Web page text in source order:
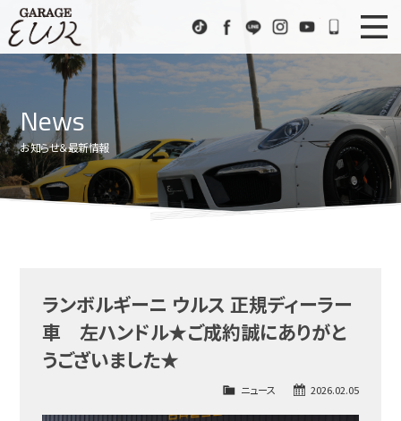
TikTokFacebook
LINE InstagramYoutube072-
ニュース
Stock List
在庫車情報
EUR Sports
EURスポーツ
アクセス
お問い合わせ
News
お知らせ＆最新情報
ランボルギーニ ウルス 正規ディーラー
車 左ハンドル★ご成約誠にありがと
うございました★
2026.02.05
ニュース